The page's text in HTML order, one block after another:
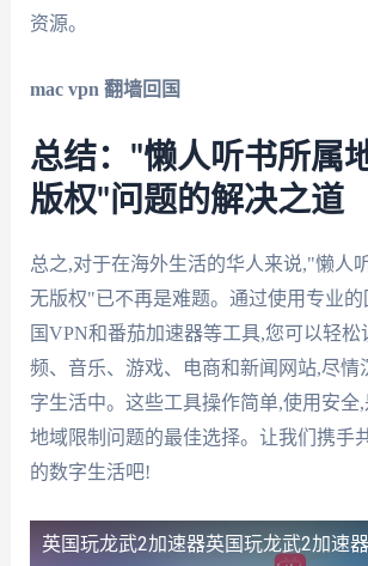
资源。
mac vpn 翻墙回国
总结："懒人听书所属
版权"问题的解决之道
总之,对于在海外生活的华人来说,"懒人
无版权"已不再是难题。通过使用专业的
国VPN和番茄加速器等工具,您可以轻松
频、音乐、游戏、电商和新闻网站,尽情
字生活中。这些工具操作简单,使用安全
地域限制问题的最佳选择。让我们携手
的数字生活吧!
英国玩龙武2加速器英国玩龙武2加速器